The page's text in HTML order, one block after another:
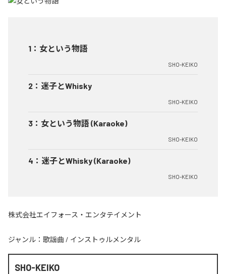
1 ： 女という物語
SHO-KEIKO
2 ： 迷子とWhisky
SHO-KEIKO
3 ： 女という物語 (Karaoke)
SHO-KEIKO
4 ： 迷子とWhisky (Karaoke)
SHO-KEIKO
株式会社エイフォース・エンタテイメント
ジャンル： 歌謡曲 / インストゥルメンタル
SHO-KEIKO